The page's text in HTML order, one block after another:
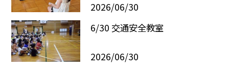
2026/06/30
6/30 交通安全教室
2026/06/30